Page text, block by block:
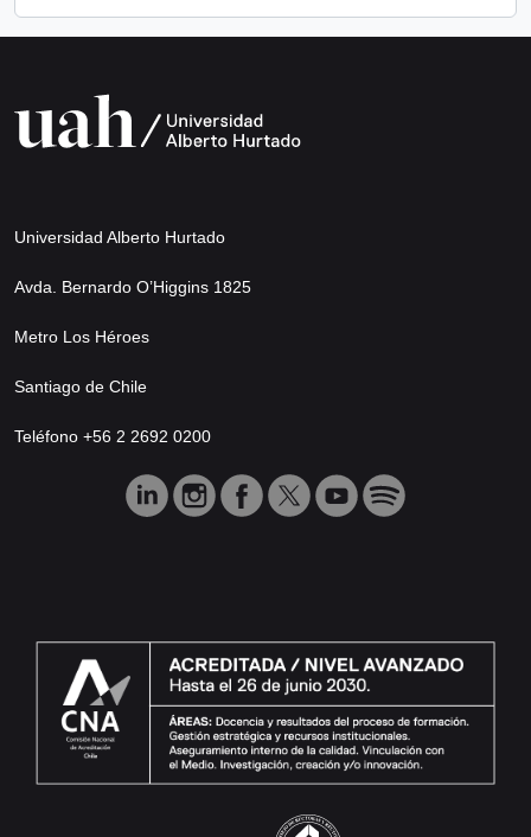
Universidad Alberto Hurtado
Avda. Bernardo O’Higgins 1825
Metro Los Héroes
Santiago de Chile
Teléfono +56 2 2692 0200